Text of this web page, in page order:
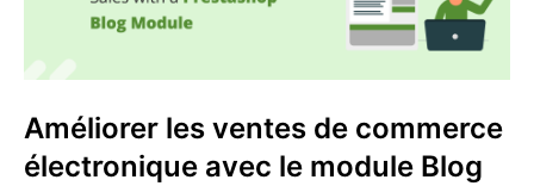
Améliorer les ventes de commerce
électronique avec le module Blog